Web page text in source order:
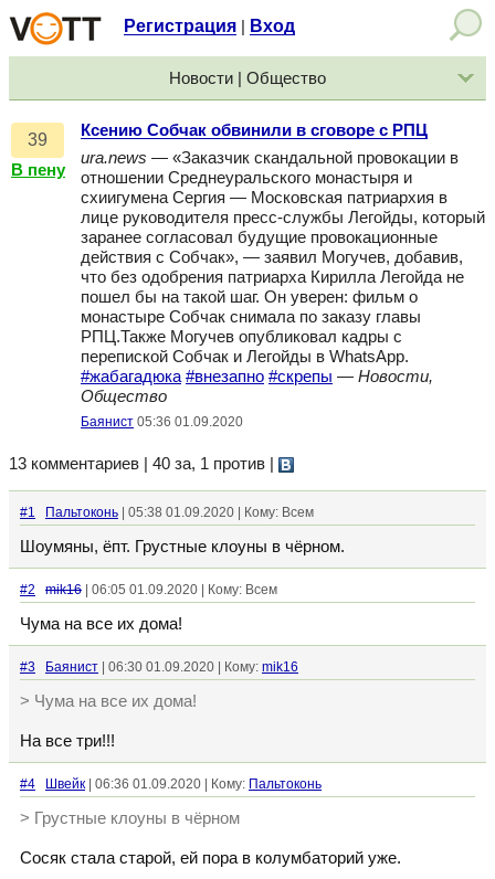
Регистрация Вход
Новости | Общество
39
В пену
Ксению Собчак обвинили в сговоре с РПЦ
ura.news — «Заказчик скандальной провокации в
отношении Среднеуральского монастыря и
схиигумена Сергия — Московская патриархия в
лице руководителя пресс-службы Легойды, который
заранее согласовал будущие провокационные
действия с Собчак», — заявил Могучев, добавив,
что без одобрения патриарха Кирилла Легойда не
пошел бы на такой шаг. Он уверен: фильм о
монастыре Собчак снимала по заказу главы
РПЦ.Также Могучев опубликовал кадры с
перепиской Собчак и Легойды в WhatsApp.
#жабагадюка #внезапно #скрепы — Новости,
Общество
Баянист 05:36 01.09.2020
13 комментариев | 40 за, 1 против
#1 Пальтоконь | 05:38 01.09.2020 | Кому: Всем
Шоумяны, ёпт. Грустные клоуны в чёрном.
#2 mik16 | 06:05 01.09.2020 | Кому: Всем
Чума на все их дома!
#3 Баянист | 06:30 01.09.2020 | Кому: mik16
> Чума на все их дома!
На все три!!!
#4 Швейк | 06:36 01.09.2020 | Кому: Пальтоконь
> Грустные клоуны в чёрном
Сосяк стала старой, ей пора в колумбаторий уже.